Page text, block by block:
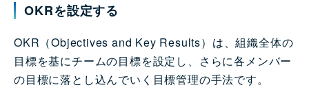
OKRを設定する
OKR（Objectives and Key Results）は、組織全体の
目標を基にチームの目標を設定し、さらに各メンバー
の目標に落とし込んでいく目標管理の手法です。